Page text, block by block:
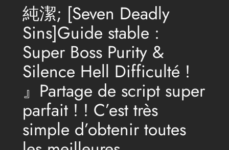
純潔; [Seven Deadly
Sins]Guide stable :
Super Boss Purity &
Silence Hell Difficulté !
』Partage de script super
parfait ! ! C’est très
simple d’obtenir toutes